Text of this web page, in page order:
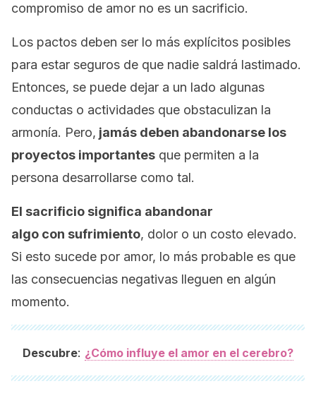
compromiso de amor no es un sacrificio.
Los pactos deben ser lo más explícitos posibles
para estar seguros de que nadie saldrá lastimado.
Entonces, se puede dejar a un lado algunas
conductas o actividades que obstaculizan la
armonía. Pero, jamás deben abandonarse los
proyectos importantes que permiten a la
persona desarrollarse como tal.
El sacrificio significa abandonar
algo con sufrimiento, dolor o un costo elevado.
Si esto sucede por amor, lo más probable es que
las consecuencias negativas lleguen en algún
momento.
Descubre: ¿Cómo influye el amor en el cerebro?